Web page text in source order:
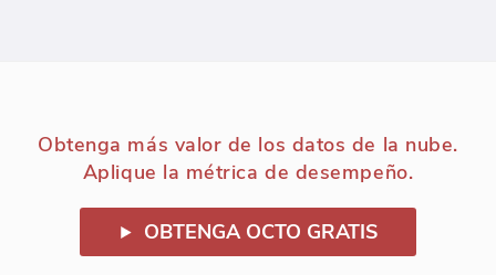
Obtenga más valor de los datos de la nube.
Aplique la métrica de desempeño.
OBTENGA OCTO GRATIS